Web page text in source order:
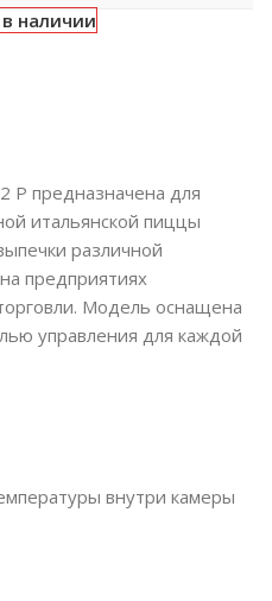
наличии
P предназначена для
итальянской пиццы
различной
предприятиях
Модель оснащена
управления для каждой
внутри камеры